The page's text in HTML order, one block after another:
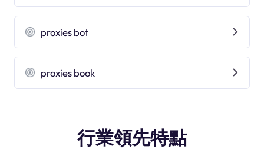
proxies bot
proxies book
行業領先特點